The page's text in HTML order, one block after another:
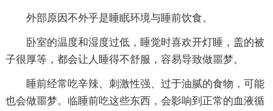
外部原因不外乎是睡眠环境与睡前饮食。
卧室的温度和湿度过低，睡觉时喜欢开灯睡，盖的被
子很厚等，都会让人睡得不舒服，容易导致做噩梦。
睡前经常吃辛辣、刺激性强、过于油腻的食物，可能
也会做噩梦。临睡前吃这些东西，会影响到正常的血液循